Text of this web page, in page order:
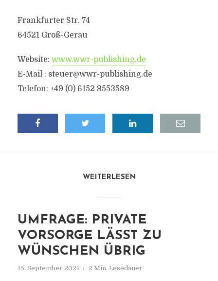
Frankfurter Str. 74
64521 Groß-Gerau
Website: www.wwr-publishing.de
E-Mail : steuer@wwr-publishing.de
Telefon: +49 (0) 6152 9553589
WEITERLESEN
UMFRAGE: PRIVATE
VORSORGE LÄSST ZU
WÜNSCHEN ÜBRIG
15. September 2021 2 Min. Lesedauer